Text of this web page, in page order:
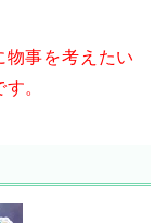
事を考えたい
。